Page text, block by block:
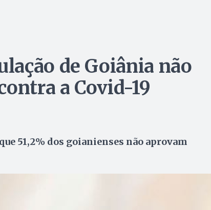
de Goiânia não
a Covid-19
51,2% dos goianienses não aprovam